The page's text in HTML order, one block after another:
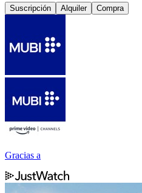
Suscripción Alquiler Compra
Gracias a